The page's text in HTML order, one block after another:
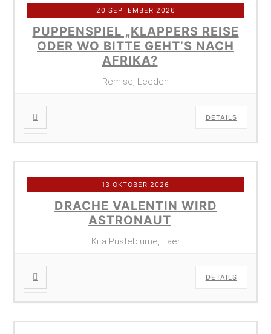
20 SEPTEMBER 2026
PUPPENSPIEL „KLAPPERS REISE
ODER WO BITTE GEHT’S NACH
AFRIKA?
Remise, Leeden
DETAILS
13 OKTOBER 2026
DRACHE VALENTIN WIRD
ASTRONAUT
Kita Pusteblume, Laer
DETAILS